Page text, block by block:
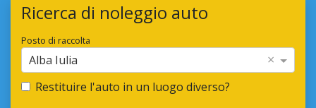
Ricerca di noleggio auto
Posto di raccolta
Alba Iulia ×
Restituire l'auto in un luogo diverso?